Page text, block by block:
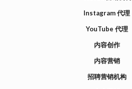
Instagram 代理
YouTube 代理
内容创作
内容营销
招聘营销机构